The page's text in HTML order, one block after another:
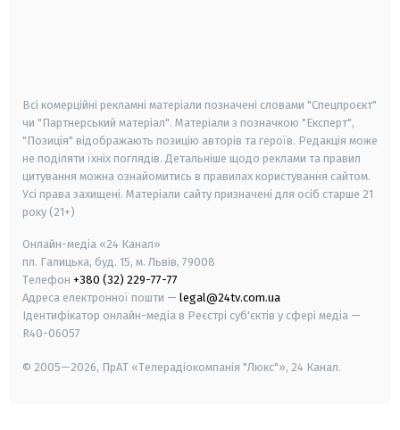
Всі комерційні рекламні матеріали позначені словами "Спецпроєкт"
чи "Партнерський матеріал". Матеріали з позначкою "Експерт",
"Позиція" відображають позицію авторів та героїв. Редакція може
не поділяти їхніх поглядів. Детальніше щодо реклами та правил
цитування можна ознайомитись в правилах користування сайтом.
Усі права захищені. Матеріали сайту призначені для осіб старше 21
року (21+)
Онлайн-медіа «24 Канал»
пл. Галицька, буд. 15, м. Львів, 79008
Телефон +380 (32) 229-77-77
Адреса електронної пошти — legal@24tv.com.ua
Ідентифікатор онлайн-медіа в Реєстрі суб'єктів у сфері медіа —
R40-06057
© 2005—2026, ПрАТ «Телерадіокомпанія "Люкс"», 24 Канал.